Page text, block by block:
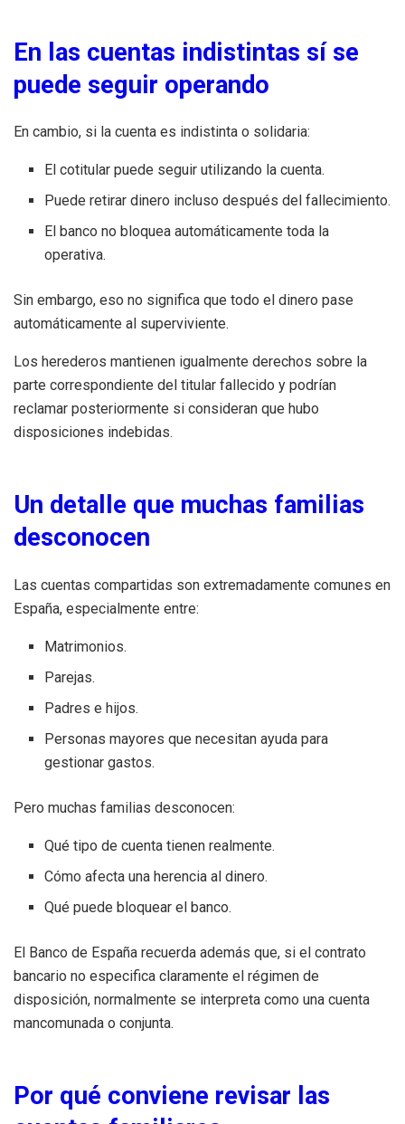
En las cuentas indistintas sí se
puede seguir operando
En cambio, si la cuenta es indistinta o solidaria:
El cotitular puede seguir utilizando la cuenta.
Puede retirar dinero incluso después del fallecimiento.
El banco no bloquea automáticamente toda la
operativa.
Sin embargo, eso no significa que todo el dinero pase
automáticamente al superviviente.
Los herederos mantienen igualmente derechos sobre la
parte correspondiente del titular fallecido y podrían
reclamar posteriormente si consideran que hubo
disposiciones indebidas.
Un detalle que muchas familias
desconocen
Las cuentas compartidas son extremadamente comunes en
España, especialmente entre:
Matrimonios.
Parejas.
Padres e hijos.
Personas mayores que necesitan ayuda para
gestionar gastos.
Pero muchas familias desconocen:
Qué tipo de cuenta tienen realmente.
Cómo afecta una herencia al dinero.
Qué puede bloquear el banco.
El Banco de España recuerda además que, si el contrato
bancario no especifica claramente el régimen de
disposición, normalmente se interpreta como una cuenta
mancomunada o conjunta.
Por qué conviene revisar las